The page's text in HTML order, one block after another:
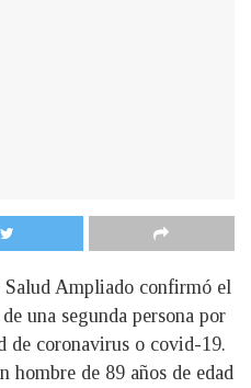
Salud Ampliado confirmó el
una segunda persona por
de coronavirus o covid-19.
hombre de 89 años de edad